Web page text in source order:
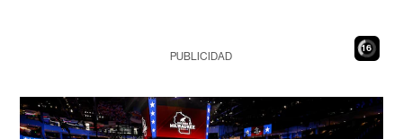
15
PUBLICIDAD